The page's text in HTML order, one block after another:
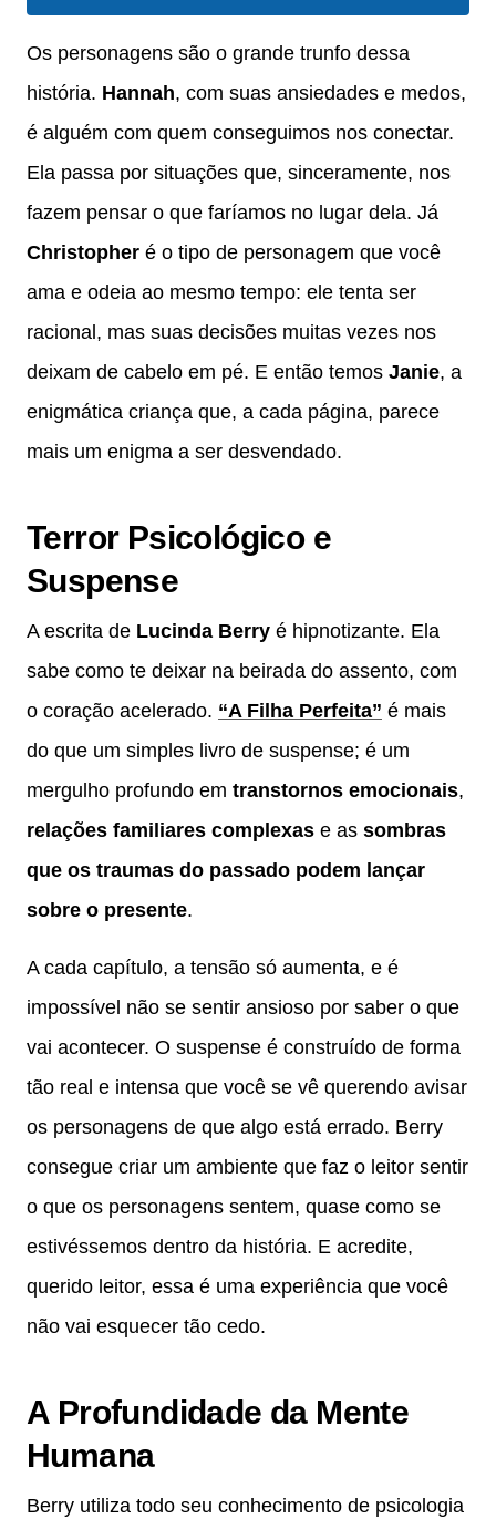
Os personagens são o grande trunfo dessa
história. Hannah, com suas ansiedades e medos,
é alguém com quem conseguimos nos conectar.
Ela passa por situações que, sinceramente, nos
fazem pensar o que faríamos no lugar dela. Já
Christopher é o tipo de personagem que você
ama e odeia ao mesmo tempo: ele tenta ser
racional, mas suas decisões muitas vezes nos
deixam de cabelo em pé. E então temos Janie, a
enigmática criança que, a cada página, parece
mais um enigma a ser desvendado.
Terror Psicológico e
Suspense
A escrita de Lucinda Berry é hipnotizante. Ela
sabe como te deixar na beirada do assento, com
o coração acelerado. “A Filha Perfeita” é mais
do que um simples livro de suspense; é um
mergulho profundo em transtornos emocionais,
relações familiares complexas e as sombras
que os traumas do passado podem lançar
sobre o presente.
A cada capítulo, a tensão só aumenta, e é
impossível não se sentir ansioso por saber o que
vai acontecer. O suspense é construído de forma
tão real e intensa que você se vê querendo avisar
os personagens de que algo está errado. Berry
consegue criar um ambiente que faz o leitor sentir
o que os personagens sentem, quase como se
estivéssemos dentro da história. E acredite,
querido leitor, essa é uma experiência que você
não vai esquecer tão cedo.
A Profundidade da Mente
Humana
Berry utiliza todo seu conhecimento de psicologia